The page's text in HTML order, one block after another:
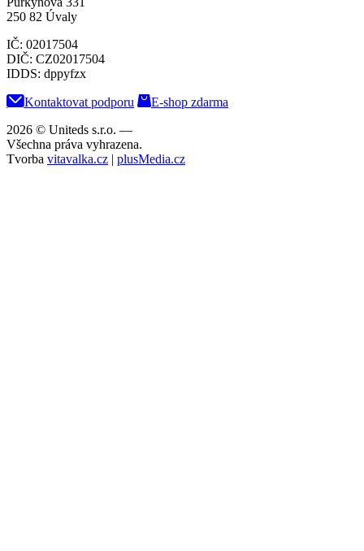
250 82 Úvaly
IČ: 02017504
DIČ: CZ02017504
IDDS: dppyfzx
Kontaktovat podporu
E-shop zdarma
2026 © Uniteds s.r.o. —
Všechna práva vyhrazena.
Tvorba vitavalka.cz | plusMedia.cz